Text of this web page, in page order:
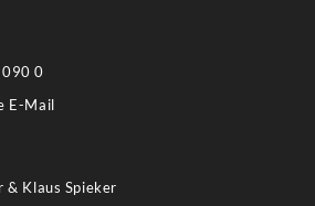
0
E-Mail
& Klaus Spieker